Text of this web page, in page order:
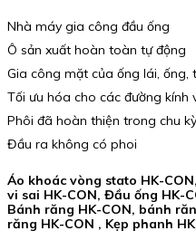
Nhà máy gia công đầu ống
Ô sản xuất hoàn toàn tự động
Gia công mặt của ống lái, ống,
Tối ưu hóa cho các đường kính
Phôi đã hoàn thiện trong chu
Đầu ra không có phoi
Áo khoác vòng stato HK-
vi sai HK-CON, Đầu ống HK-
Bánh răng HK-CON, bánh
răng HK-CON , Kẹp phanh